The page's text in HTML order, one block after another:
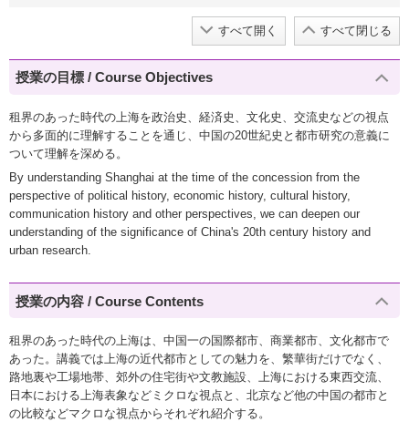
すべて開く すべて閉じる
授業の目標 / Course Objectives
租界のあった時代の上海を政治史、経済史、文化史、交流史などの視点
から多面的に理解することを通じ、中国の20世紀史と都市研究の意義に
ついて理解を深める。
By understanding Shanghai at the time of the concession from the
perspective of political history, economic history, cultural history,
communication history and other perspectives, we can deepen our
understanding of the significance of China's 20th century history and
urban research.
授業の内容 / Course Contents
租界のあった時代の上海は、中国一の国際都市、商業都市、文化都市で
あった。講義では上海の近代都市としての魅力を、繁華街だけでなく、
路地裏や工場地帯、郊外の住宅街や文教施設、上海における東西交流、
日本における上海表象などミクロな視点と、北京など他の中国の都市と
の比較などマクロな視点からそれぞれ紹介する。